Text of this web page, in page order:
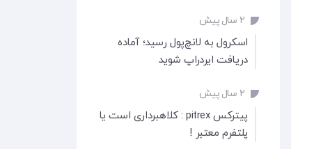
۲ سال پیش
اسکرول به لانچ‌پول رسید؛ آماده
دریافت ایردراپ شوید
۲ سال پیش
پیترکس pitrex : کلاهبرداری است یا
پلتفرم معتبر !